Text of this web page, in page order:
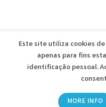
ICEFRUT • VENDA DE
pela
Este site utiliza cookies
apenas para fins
identificação pessoal.
MORE INFO